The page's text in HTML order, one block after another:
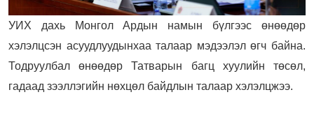
УИХ дахь Монгол Ардын намын бүлгээс өнөөдөр
хэлэлцсэн асуудлуудынхаа талаар мэдээлэл өгч байна.
Тодруулбал өнөөдөр Татварын багц хуулийн төсөл,
гадаад зээллэгийн нөхцөл байдлын талаар хэлэлцжээ.